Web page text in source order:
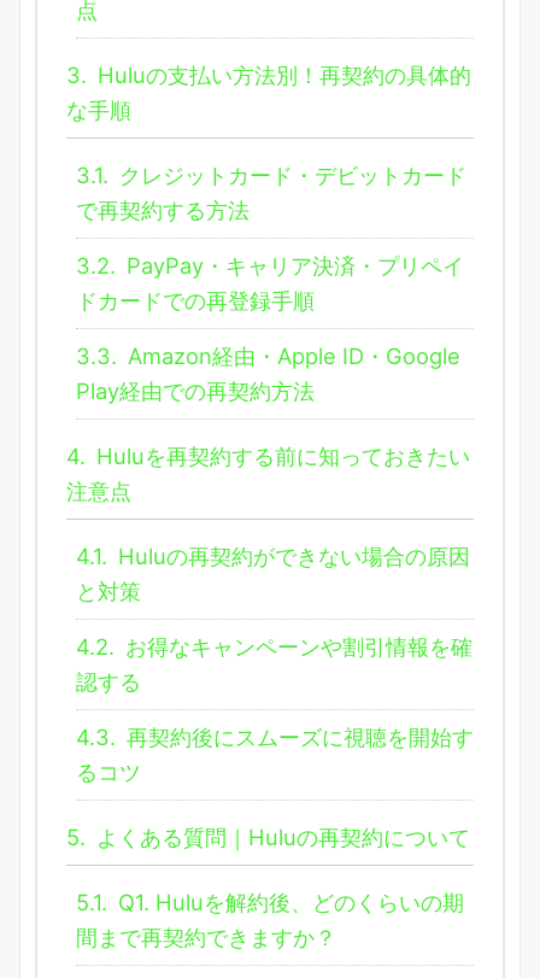
点
3. Huluの支払い方法別！再契約の具体的
な手順
3.1. クレジットカード・デビットカード
で再契約する方法
3.2. PayPay・キャリア決済・プリペイ
ドカードでの再登録手順
3.3. Amazon経由・Apple ID・Google
Play経由での再契約方法
4. Huluを再契約する前に知っておきたい
注意点
4.1. Huluの再契約ができない場合の原因
と対策
4.2. お得なキャンペーンや割引情報を確
認する
4.3. 再契約後にスムーズに視聴を開始す
るコツ
5. よくある質問｜Huluの再契約について
5.1. Q1. Huluを解約後、どのくらいの期
間まで再契約できますか？